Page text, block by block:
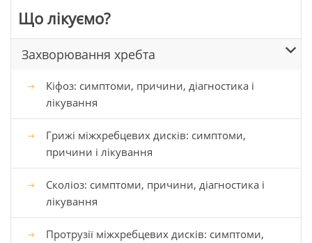
Що лікуємо?
Захворювання хребта
Кіфоз: симптоми, причини, діагностика і
лікування
Грижі міжхребцевих дисків: симптоми,
причини і лікування
Сколіоз: симптоми, причини, діагностика і
лікування
Протрузії міжхребцевих дисків: симптоми,